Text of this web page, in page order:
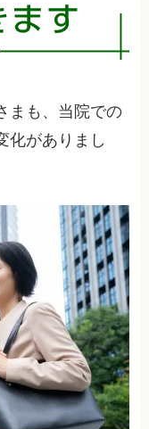
まも、当院での
化がありまし